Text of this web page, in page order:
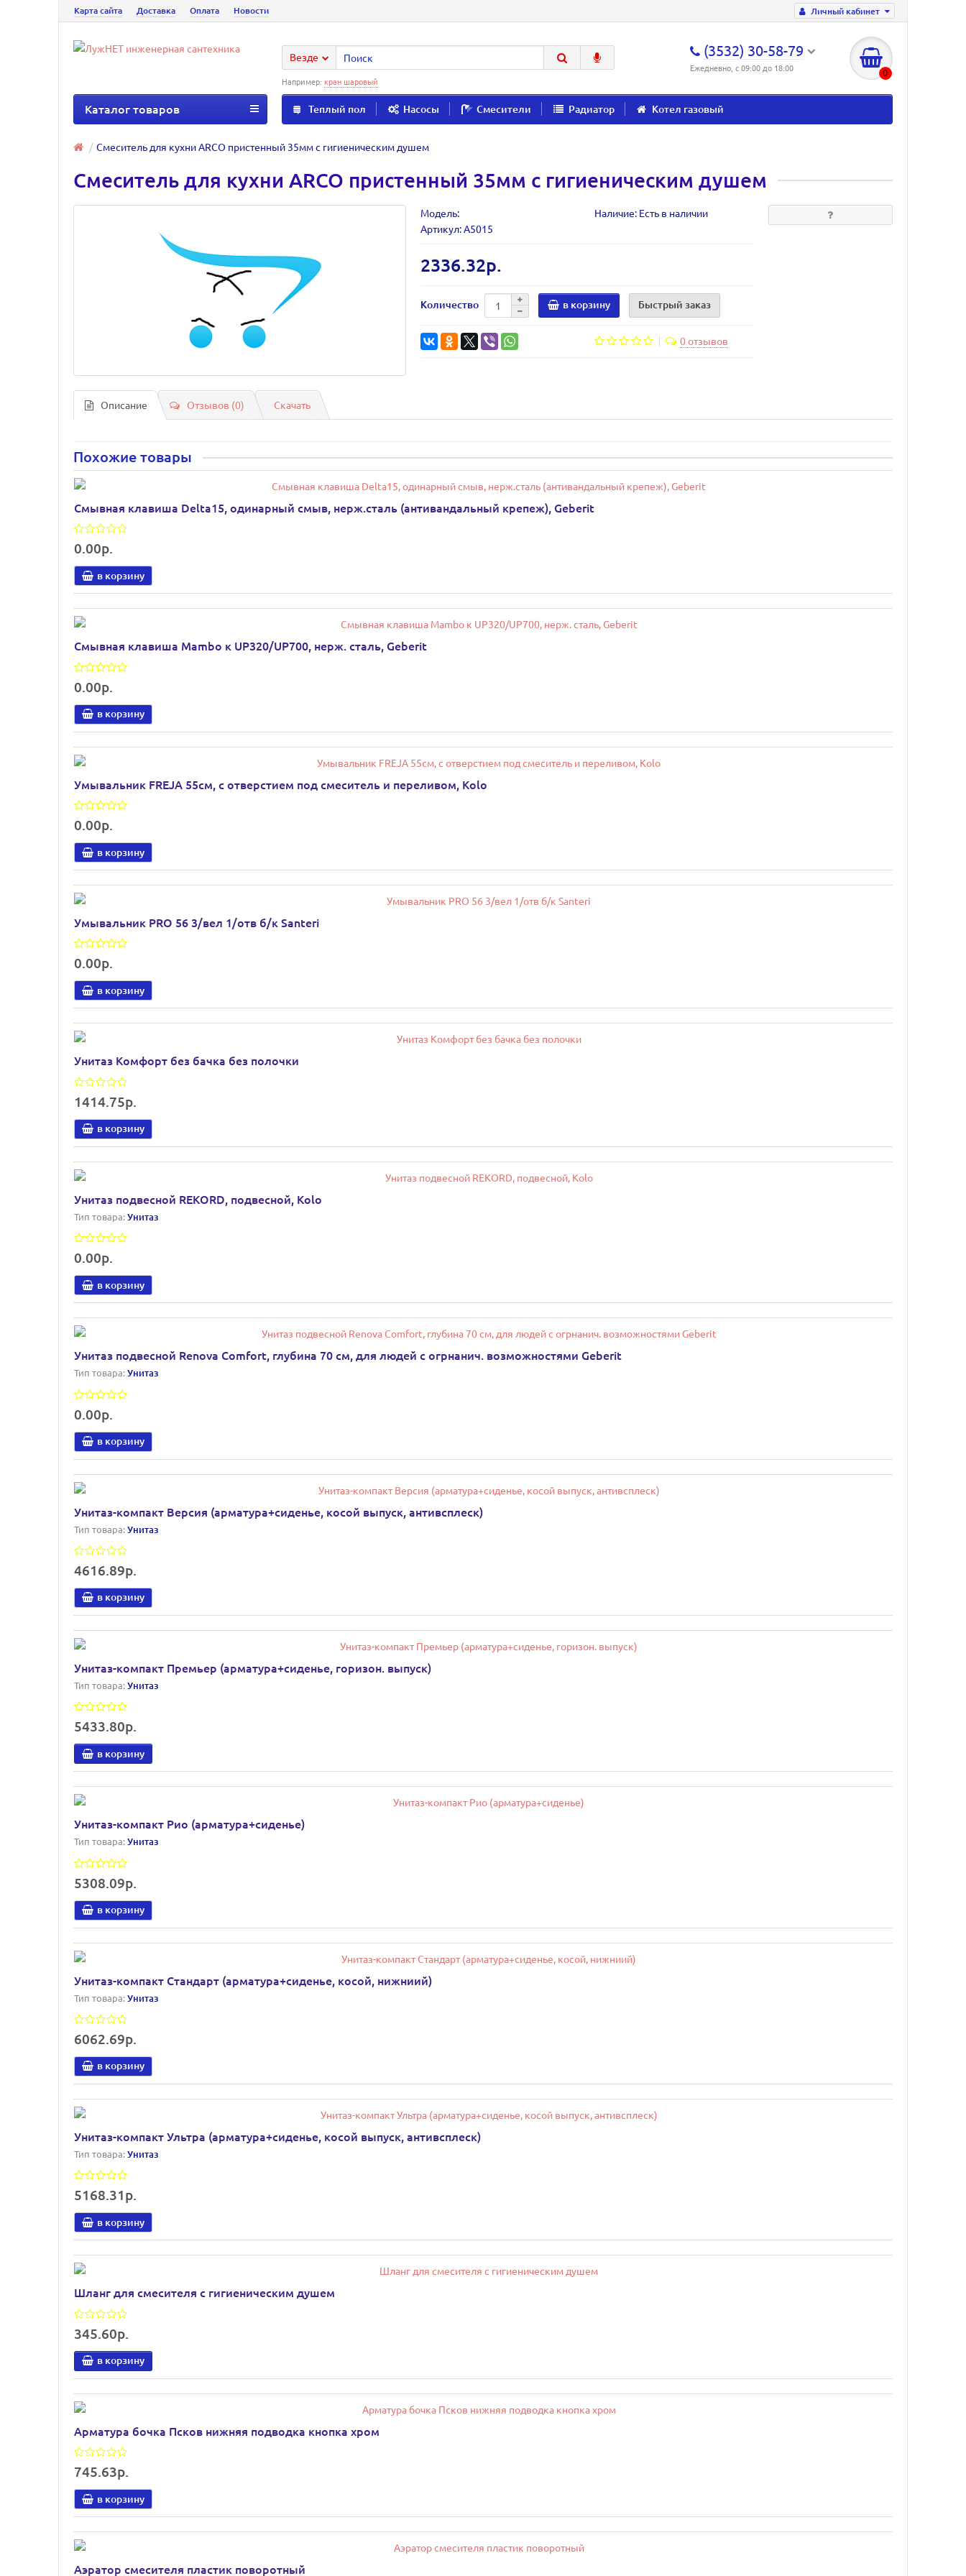
Личный кабинет
Карта сайта Доставка Оплата Новости
(3532) 30-58-79
Ежедневно, с 09:00 до 18:00 0
Везде
Например: кран шаровый
Теплый пол Насосы Смесители Радиатор Котел газовый
Каталог товаров
Смеситель для кухни ARCO пристенный 35мм с гигиеническим душем
Смеситель для кухни ARCO пристенный 35мм с гигиеническим душем
Модель:
Наличие: Есть в наличии
Артикул: А5015
2336.32р.
Количество в корзину Быстрый заказ
0 отзывов
Описание Отзывов (0) Скачать
Похожие товары
Смывная клавиша Delta15, одинарный смыв, нерж.сталь (антивандальный крепеж), Geberit
0.00р.
в корзину
Смывная клавиша Mambo к UP320/UP700, нерж. сталь, Geberit
0.00р.
в корзину
Умывальник FREJA 55см, с отверстием под смеситель и переливом, Kolo
0.00р.
в корзину
Умывальник PRO 56 3/вел 1/отв б/к Santeri
0.00р.
в корзину
Унитаз Комфорт без бачка без полочки
1414.75р.
в корзину
Унитаз подвесной REKORD, подвесной, Kolo
Тип товара:Унитаз
0.00р.
в корзину
Унитаз подвесной Renova Comfort, глубина 70 см, для людей с огрнанич. возможностями Geberit
Тип товара:Унитаз
0.00р.
в корзину
Унитаз-компакт Версия (арматура+сиденье, косой выпуск, антивсплеск)
Тип товара:Унитаз
4616.89р.
в корзину
Унитаз-компакт Премьер (арматура+сиденье, горизон. выпуск)
Тип товара:Унитаз
5433.80р.
в корзину
Унитаз-компакт Рио (арматура+сиденье)
Тип товара:Унитаз
5308.09р.
в корзину
Унитаз-компакт Стандарт (арматура+сиденье, косой, нижниий)
Тип товара:Унитаз
6062.69р.
в корзину
Унитаз-компакт Ультра (арматура+сиденье, косой выпуск, антивсплеск)
Тип товара:Унитаз
5168.31р.
в корзину
Шланг для смесителя с гигиеническим душем
345.60р.
в корзину
Арматура бочка Псков нижняя подводка кнопка хром
745.63р.
в корзину
Аэратор смесителя пластик поворотный